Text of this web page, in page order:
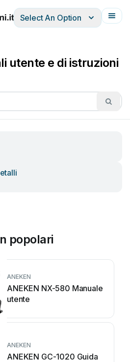
ItalianoFrançais
Select An Option
utente e di istruzioni
popolari
ANEKEN
ANEKEN NX-580 Manuale
utente
ANEKEN
ANEKEN GC-1020 Guida